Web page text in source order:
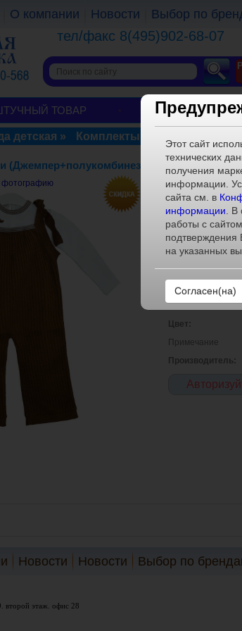
О компании Новости Выбор по
ТОВАР ОБУВЬ
тел/факс 8(495)902-68-07
детская » Комплекты детские
(Джемпер+полукомбинезон) 0112(2)-белый/
фотографию
Артикул:
Штук в коробке:
Расклад в
Материал
Материал
Цвет:
Примечание
Производитель:
Новости Новости Выбор по
второй этаж. офис 28
Этот сайт
технических
получения
информации.
сайта см. в
информации. В
работы с
подтверждения
на указанных